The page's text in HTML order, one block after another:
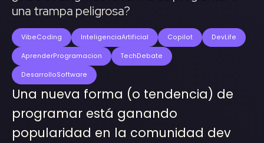
una trampa peligrosa?
VibeCoding InteligenciaArtificial Copilot DevLife
AprenderProgramacion TechDebate
DesarrolloSoftware
Una nueva forma (o tendencia) de
programar está ganando
popularidad en la comunidad dev